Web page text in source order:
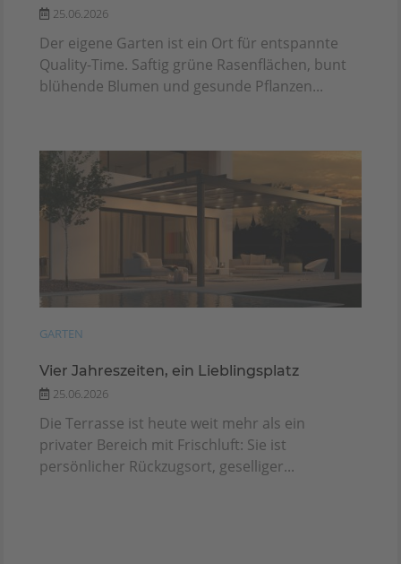
25.06.2026
Der eigene Garten ist ein Ort für entspannte
Quality-Time. Saftig grüne Rasenflächen, bunt
blühende Blumen und gesunde Pflanzen...
GARTEN
Vier Jahreszeiten, ein Lieblingsplatz
25.06.2026
Die Terrasse ist heute weit mehr als ein
privater Bereich mit Frischluft: Sie ist
persönlicher Rückzugsort, geselliger...